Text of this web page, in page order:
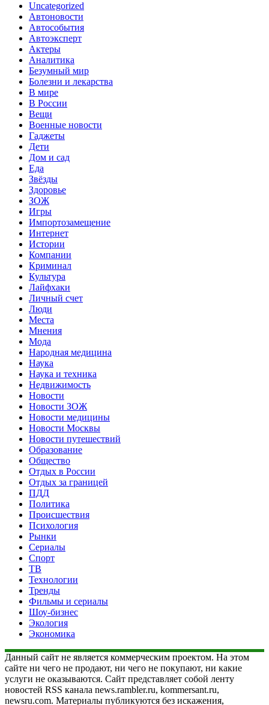
Uncategorized
Автоновости
Автособытия
Автоэксперт
Актеры
Аналитика
Безумный мир
Болезни и лекарства
В мире
В России
Вещи
Военные новости
Гаджеты
Дети
Дом и сад
Еда
Звёзды
Здоровье
ЗОЖ
Игры
Импортозамещение
Интернет
Истории
Компании
Криминал
Культура
Лайфхаки
Личный счет
Люди
Места
Мнения
Мода
Народная медицина
Наука
Наука и техника
Недвижимость
Новости
Новости ЗОЖ
Новости медицины
Новости Москвы
Новости путешествий
Образование
Общество
Отдых в России
Отдых за границей
ПДД
Политика
Происшествия
Психология
Рынки
Сериалы
Спорт
ТВ
Технологии
Тренды
Фильмы и сериалы
Шоу-бизнес
Экология
Экономика
Данный сайт не является коммерческим проектом. На этом
сайте ни чего не продают, ни чего не покупают, ни какие
услуги не оказываются. Сайт представляет собой ленту
новостей RSS канала news.rambler.ru, kommersant.ru,
newsru.com. Материалы публикуются без искажения,